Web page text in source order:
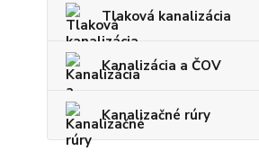
Tlaková kanalizácia
Kanalizácia a ČOV
Kanalizačné rúry